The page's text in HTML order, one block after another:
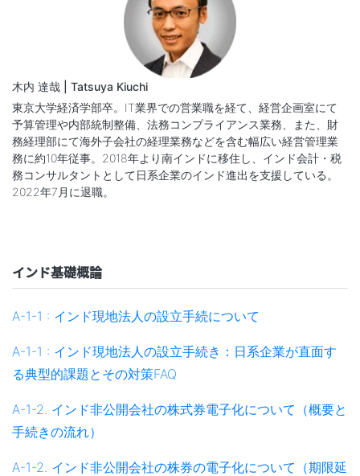
木内 達哉 | Tatsuya Kiuchi
東京大学経済学部卒。IT業界での営業職を経て、経営企画室にて
予算管理や内部統制整備、法務コンプライアンス業務、また、財
務経理部にて海外子会社の経理業務などを含む幅広い経営管理業
務に約10年従事。2018年より南インドに移住し、インド会計・税
務コンサルタントとして日系企業のインド進出を支援している。
2022年7月に退職。
インド基礎概論
A-1-1 : インド現地法人の設立手続について
A-1-1 : インド現地法人の設立手続き：日系企業が直面す
る典型的課題とその対策FAQ
A-1-2. インド非公開会社の株式券電子化について（概要と
手続きの流れ）
A-1-2. インド非公開会社の株券の電子化について（期限延